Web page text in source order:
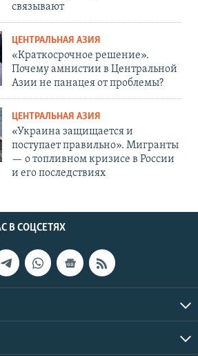
связывают
ЦЕНТРАЛЬНАЯ АЗИЯ
«Краткосрочное решение».
Почему амнистии в Центральной
Азии не панацея от проблемы?
ЦЕНТРАЛЬНАЯ АЗИЯ
«Украина защищается и
поступает правильно». Мигранты
— о топливном кризисе в России
и его последствиях
В СОЦСЕТЯХ